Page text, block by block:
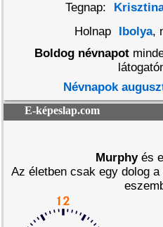
Tegnap:
Holnap
Ibolya,
Boldog névnapot
Névnapok
E-képeslap.com
Murphyés
Az életben csak egy dolog